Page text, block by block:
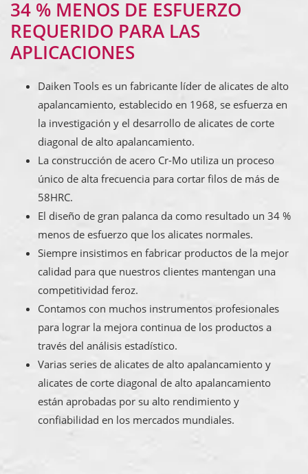
34 % MENOS DE ESFUERZO
REQUERIDO PARA LAS
APLICACIONES
Daiken Tools es un fabricante líder de alicates de alto
apalancamiento, establecido en 1968, se esfuerza en
la investigación y el desarrollo de alicates de corte
diagonal de alto apalancamiento.
La construcción de acero Cr-Mo utiliza un proceso
único de alta frecuencia para cortar filos de más de
58HRC.
El diseño de gran palanca da como resultado un 34 %
menos de esfuerzo que los alicates normales.
Siempre insistimos en fabricar productos de la mejor
calidad para que nuestros clientes mantengan una
competitividad feroz.
Contamos con muchos instrumentos profesionales
para lograr la mejora continua de los productos a
través del análisis estadístico.
Varias series de alicates de alto apalancamiento y
alicates de corte diagonal de alto apalancamiento
están aprobadas por su alto rendimiento y
confiabilidad en los mercados mundiales.